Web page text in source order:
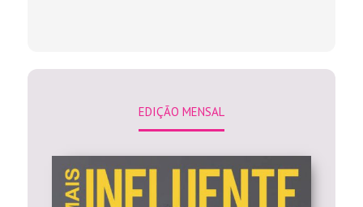
EDIÇÃO MENSAL